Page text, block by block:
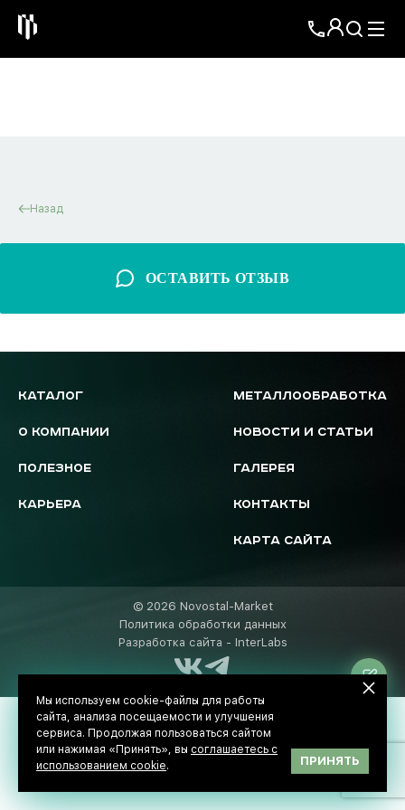
Назад
ОСТАВИТЬ ОТЗЫВ
КАТАЛОГ
О КОМПАНИИ
ПОЛЕЗНОЕ
КАРЬЕРА
МЕТАЛЛООБРАБОТКА
НОВОСТИ И СТАТЬИ
ГАЛЕРЕЯ
КОНТАКТЫ
КАРТА САЙТА
© 2026 Novostal-Market
Политика обработки данных
Разработка сайта - InterLabs
Мы используем cookie-файлы для работы
сайта, анализа посещаемости и улучшения
сервиса. Продолжая пользоваться сайтом
или нажимая «Принять», вы соглашаетесь с
использованием cookie. ПРИНЯТЬ